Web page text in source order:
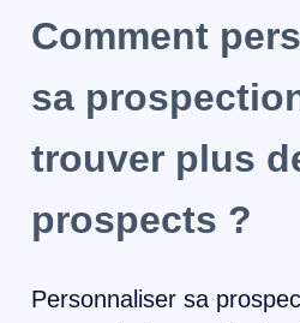
Comment
sa
trouver plus
prospects ?
Personnaliser sa